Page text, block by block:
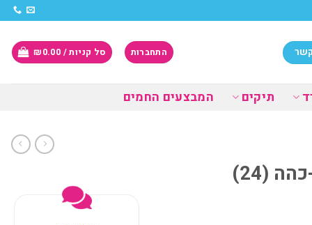
התחברות סל קניות / ₪0.00
תיקים המבצעים החמים